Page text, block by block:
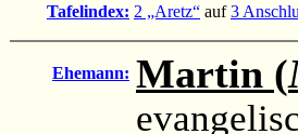
Tafelindex: 2 „Aretz“ auf3
Ehemann: Martin (